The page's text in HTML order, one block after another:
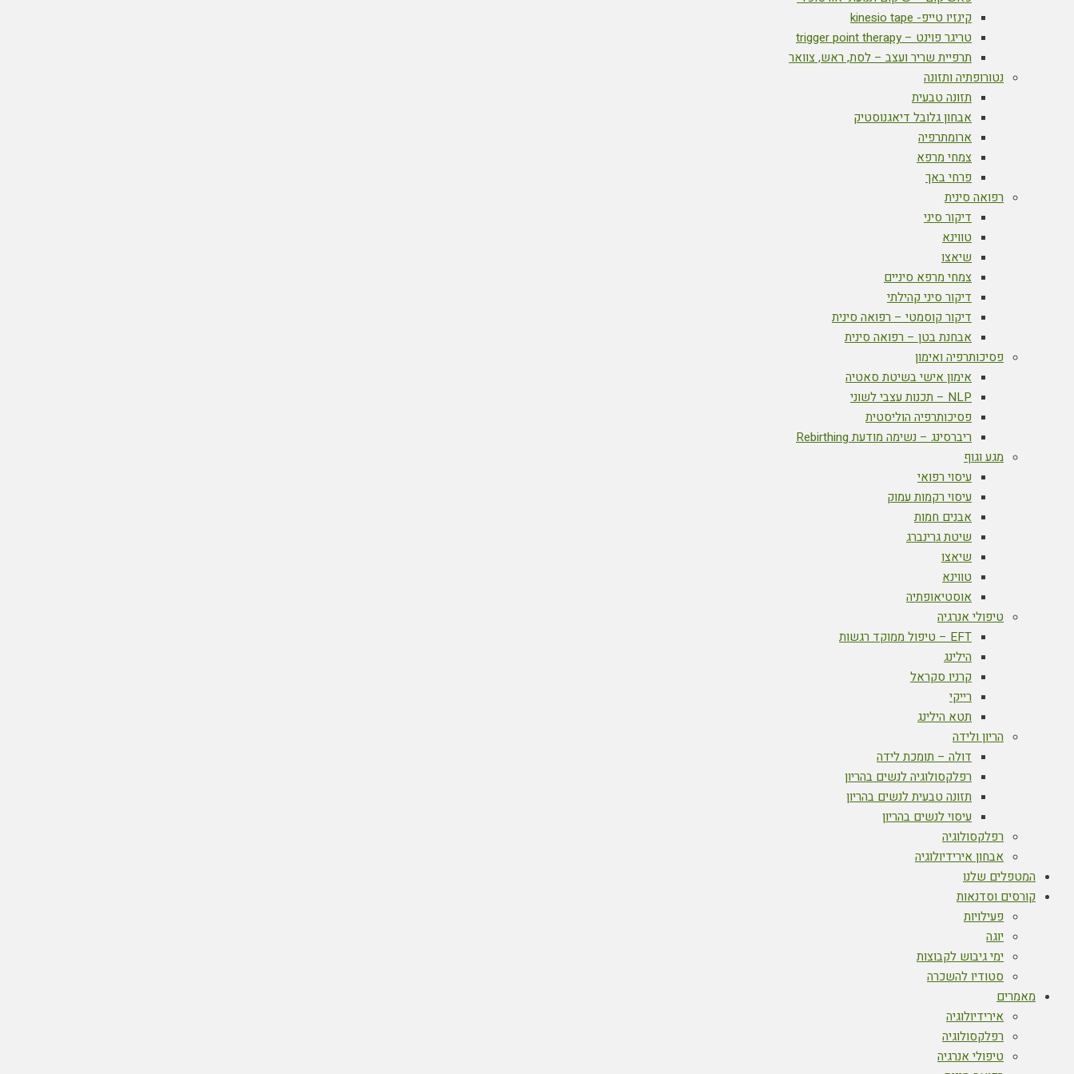
קינזיו טייפ- kinesio tape
טריגר פוינט – trigger point therapy
תרפיית שריר ועצב – לסת, ראש, צוואר
נטורופתיה ותזונה
תזונה טבעית
אבחון גלובל דיאגנוסטיק
ארומתרפיה
צמחי מרפא
פרחי באך
רפואה סינית
דיקור סיני
טווינא
שיאצו
צמחי מרפא סיניים
דיקור סיני קהילתי
דיקור קוסמטי – רפואה סינית
אבחנת בטן – רפואה סינית
פסיכותרפיה ואימון
אימון אישי בשיטת סאטיה
NLP – תכנות עצבי לשוני
פסיכותרפיה הוליסטית
ריברסינג – נשימה מודעת Rebirthing
מגע וגוף
עיסוי רפואי
עיסוי רקמות עמוק
אבנים חמות
שיטת גרינברג
שיאצו
טווינא
אוסטיאופתיה
טיפולי אנרגיה
EFT – טיפול ממוקד רגשות
הילינג
קרניו סקראל
רייקי
תטא הילינג
הריון ולידה
דולה – תומכת לידה
רפלקסולוגיה לנשים בהריון
תזונה טבעית לנשים בהריון
עיסוי לנשים בהריון
רפלקסולוגיה
אבחון אירידיולוגיה
המטפלים שלנו
קורסים וסדנאות
פעילויות
יוגה
ימי גיבוש לקבוצות
סטודיו להשכרה
מאמרים
אירידיולוגיה
רפלקסולוגיה
טיפולי אנרגיה